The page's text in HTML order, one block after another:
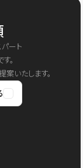
ート
。
いたします。